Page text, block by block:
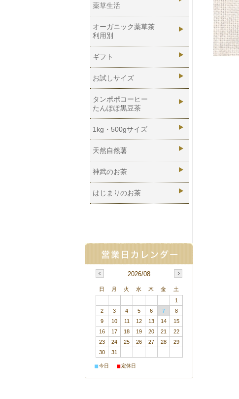
薬草生活
あったか生活
するする生活
ゆっくり生活
ひきしめ生活
オーガニック薬草茶
利用別
血糖値
血圧
物忘れ
咳・痰
美容
ダイエット
ストレス
結石
免疫力
食欲不振
肝臓
腎臓
冷え
ギフト
お試しサイズ
タンポポコーヒー
たんぽぽ黒豆茶
1kg・500gサイズ
天然自然薯
神武のお茶
はじまりのお茶
2026/08
日 月 火 水 木 金
土
1
2
3 4 5 6 7
8
9
10 11 12 13 14
15
16
17 18 19 20 21
22
23
24 25 26 27 28
29
30
31
■今日 ■定休日